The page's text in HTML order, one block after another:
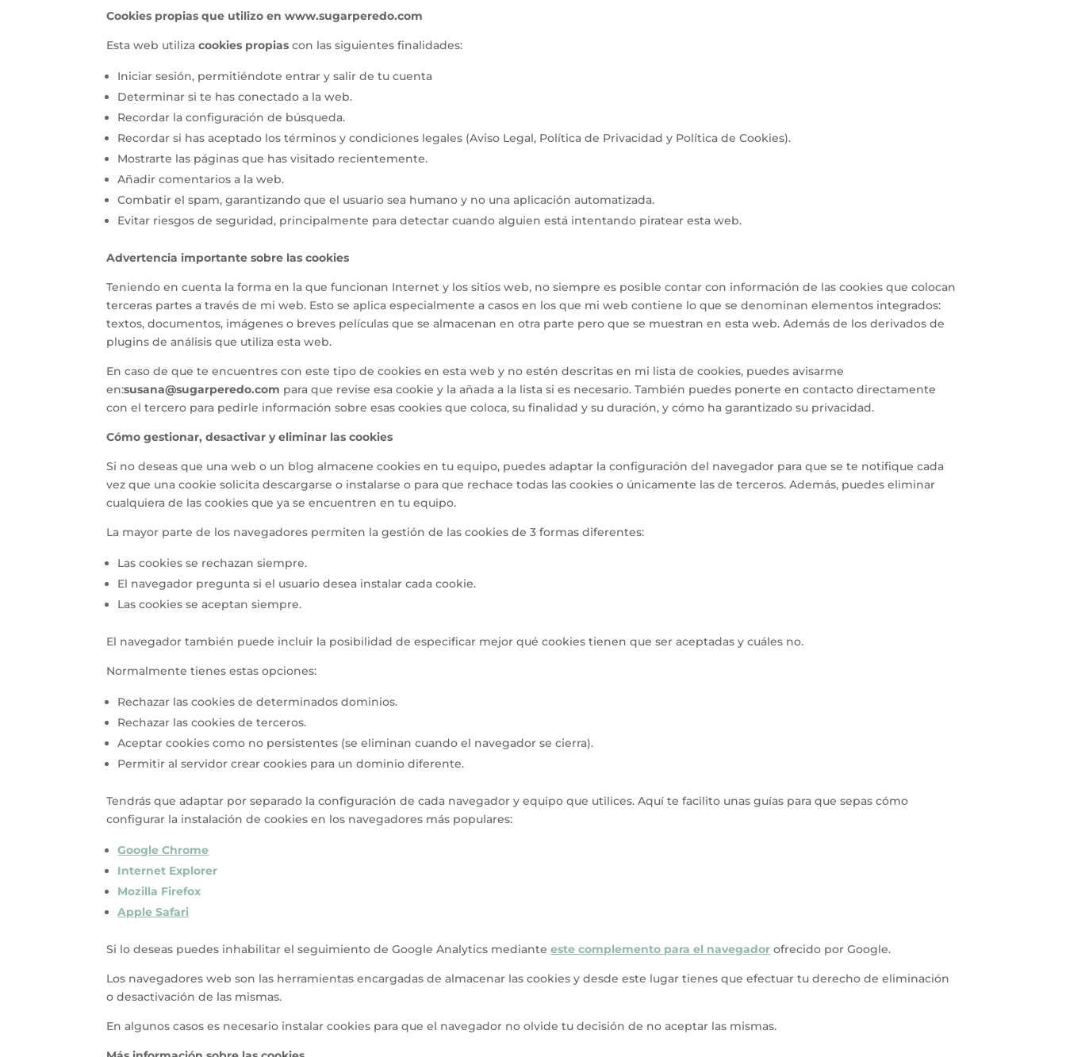
Cookies propias que utilizo enwww.sugarperedo.com
Esta web utilizacookies propias con las siguientes finalidades:
Iniciar sesión, permitiéndote entrar y salir de tu cuenta
Determinar si te has conectado a la web.
Recordar la configuración de búsqueda.
Recordar si has aceptado los términos y condiciones legales (Aviso Legal, Política de Privacidad y Política de Cookies).
Mostrarte las páginas que has visitado recientemente.
Añadir comentarios a la web.
Combatir el spam, garantizando que el usuario sea humano y no una aplicación automatizada.
Evitar riesgos de seguridad, principalmente para detectar cuando alguien está intentando piratear esta web.
Advertencia importante sobre las cookies
Teniendo en cuenta la forma en la que funcionan Internet y los sitios web, no siempre es posible contar con información de las cookies que colocan
terceras partes a través de mi web. Esto se aplica especialmente a casos en los que mi web contiene lo que se denominan elementos integrados:
textos, documentos, imágenes o breves películas que se almacenan en otra parte pero que se muestran en esta web. Además de los derivados de
plugins de análisis que utiliza esta web.
En caso de que te encuentres con este tipo de cookies en esta web y no estén descritas en mi lista de cookies, puedes avisarme
en:susana@sugarperedo.com para que revise esa cookie y la añada a la lista si es necesario. También puedes ponerte en contacto directamente
con el tercero para pedirle información sobre esas cookies que coloca, su finalidad y su duración, y cómo ha garantizado su privacidad.
Cómo gestionar, desactivar y eliminar las cookies
Si no deseas que una web o un blog almacene cookies en tu equipo, puedes adaptar la configuración del navegador para que se te notifique cada
vez que una cookie solicita descargarse o instalarse o para que rechace todas las cookies o únicamente las de terceros. Además, puedes eliminar
cualquiera de las cookies que ya se encuentren en tu equipo.
La mayor parte de los navegadores permiten la gestión de las cookies de 3 formas diferentes:
Las cookies se rechazan siempre.
El navegador pregunta si el usuario desea instalar cada cookie.
Las cookies se aceptan siempre.
El navegador también puede incluir la posibilidad de especificar mejor qué cookies tienen que ser aceptadas y cuáles no.
Normalmente tienes estas opciones:
Rechazar las cookies de determinados dominios.
Rechazar las cookies de terceros.
Aceptar cookies como no persistentes (se eliminan cuando el navegador se cierra).
Permitir al servidor crear cookies para un dominio diferente.
Tendrás que adaptar por separado la configuración de cada navegador y equipo que utilices. Aquí te facilito unas guías para que sepas cómo
configurar la instalación de cookies en los navegadores más populares:
Google Chrome
Internet Explorer
Mozilla Firefox
Apple Safari
Si lo deseas puedes inhabilitar el seguimiento de Google Analytics medianteeste complemento para el navegador ofrecido por Google.
Los navegadores web son las herramientas encargadas de almacenar las cookies y desde este lugar tienes que efectuar tu derecho de eliminación
o desactivación de las mismas.
En algunos casos es necesario instalar cookies para que el navegador no olvide tu decisión de no aceptar las mismas.